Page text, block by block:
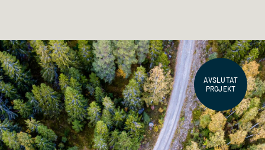
AVSLUTAT
PROJEKT